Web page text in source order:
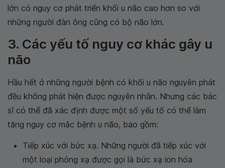
lớn có nguy cơ phát triển khối u não cao hơn so với
những người đàn ông cũng có bộ não lớn.
3. Các yếu tố nguy cơ khác gây u
não
Hầu hết ở những người bệnh có khối u não nguyên phát
đều không phát hiện được nguyên nhân. Nhưng các bác
sĩ có thể đã xác định được một số yếu tố có thể làm
tăng nguy cơ mắc bệnh u não, bao gồm:
Tiếp xúc với bức xạ. Những người đã tiếp xúc với
một loại phóng xạ được gọi là bức xạ ion hóa